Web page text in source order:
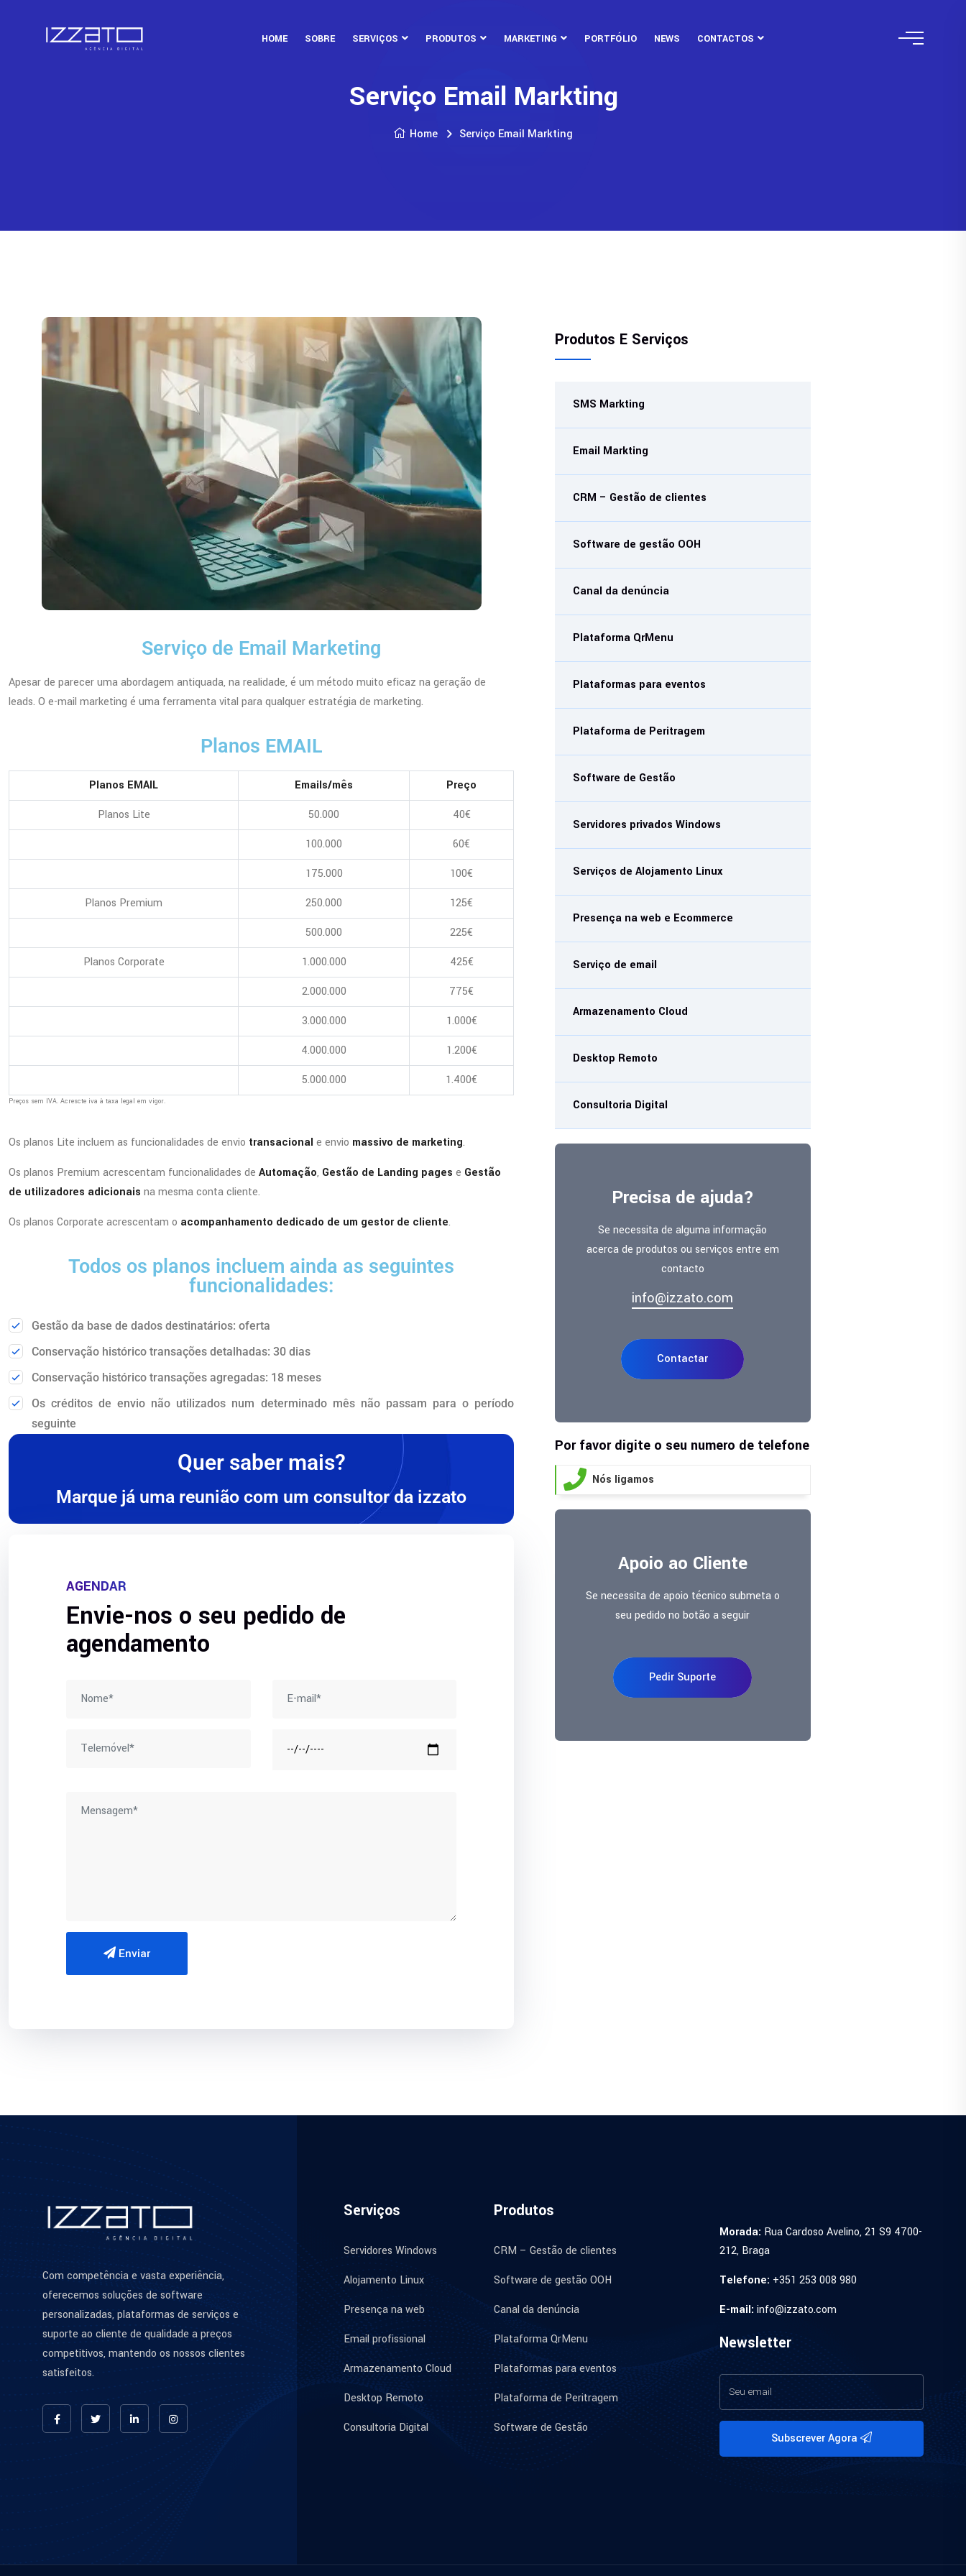
HOME SOBRE SERVIÇOS PRODUTOS MARKETING PORTFÓLIO NEWS CONTACTOS
Serviço Email Markting
Home Serviço Email Markting
Serviço de Email Marketing
Apesar de parecer uma abordagem antiquada, na realidade, é um método muito eficaz na geração de
leads. O e-mail marketing é uma ferramenta vital para qualquer estratégia de marketing.
Planos EMAIL
Planos EMAIL Emails/mês
Preço
Planos Lite
50.000
40€
100.000
60€
175.000
100€
Planos Premium
250.000
125€
500.000
225€
Planos Corporate
1.000.000
425€
2.000.000
775€
3.000.000
1.000€
4.000.000
1.200€
5.000.000
1.400€
Preços sem IVA. Acrescte iva à taxa legal em vigor.
Os planos Lite incluem as funcionalidades de envio transacional e envio massivo de marketing.
Os planos Premium acrescentam funcionalidades de Automação, Gestão de Landing pages e Gestão
de utilizadores adicionais na mesma conta cliente.
Os planos Corporate acrescentam o acompanhamento dedicado de um gestor de cliente.
Todos os planos incluem ainda as seguintes
funcionalidades:
Gestão da base de dados destinatários: oferta
Conservação histórico transações detalhadas: 30 dias
Conservação histórico transações agregadas: 18 meses
Os créditos de envio não utilizados num determinado mês não passam para o período
seguinte
Quer saber mais?
Marque já uma reunião com um consultor da izzato
AGENDAR
Envie-nos o seu pedido de
agendamento
Enviar
Produtos E Serviços
SMS Markting
Email Markting
CRM – Gestão de clientes
Software de gestão OOH
Canal da denúncia
Plataforma QrMenu
Plataformas para eventos
Plataforma de Peritragem
Software de Gestão
Servidores privados Windows
Serviços de Alojamento Linux
Presença na web e Ecommerce
Serviço de email
Armazenamento Cloud
Desktop Remoto
Consultoria Digital
Precisa de ajuda?
Se necessita de alguma informação
acerca de produtos ou serviços entre em
contacto
info@izzato.com
Contactar
Por favor digite o seu numero de telefone
Nós ligamos
Apoio ao Cliente
Se necessita de apoio técnico submeta o
seu pedido no botão a seguir
Pedir Suporte
Com competência e vasta experiência,
oferecemos soluções de software
personalizadas, plataformas de serviços e
suporte ao cliente de qualidade a preços
competitivos, mantendo os nossos clientes
satisfeitos.
Serviços
Servidores Windows
Alojamento Linux
Presença na web
Email profissional
Armazenamento Cloud
Desktop Remoto
Consultoria Digital
Produtos
CRM – Gestão de clientes
Software de gestão OOH
Canal da denúncia
Plataforma QrMenu
Plataformas para eventos
Plataforma de Peritragem
Software de Gestão
Morada: Rua Cardoso Avelino, 21 S9 4700-
212, Braga
Telefone: +351 253 008 980
E-mail: info@izzato.com
Newsletter
Subscrever Agora